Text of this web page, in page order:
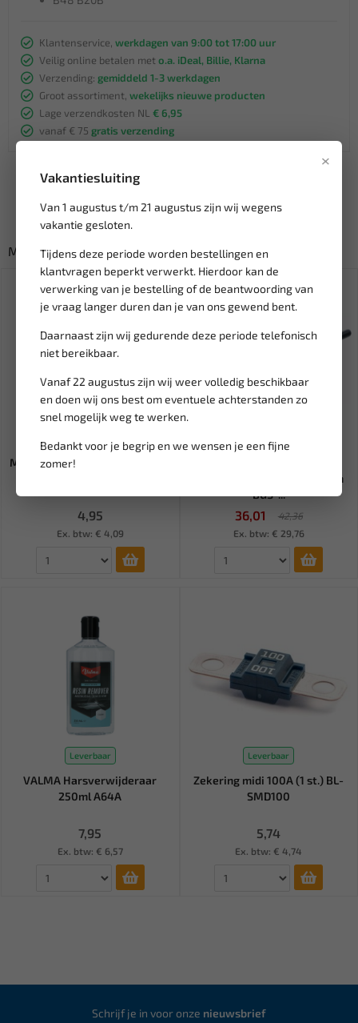
×
Vakantiesluiting
Van 1 augustus t/m 21 augustus zijn wij wegens
vakantie gesloten.
Tijdens deze periode worden bestellingen en
klantvragen beperkt verwerkt. Hierdoor kan de
verwerking van je bestelling of de beantwoording van
je vraag langer duren dan je van ons gewend bent.
Daarnaast zijn wij gedurende deze periode telefonisch
niet bereikbaar.
Vanaf 22 augustus zijn wij weer volledig beschikbaar
en doen wij ons best om eventuele achterstanden zo
snel mogelijk weg te werken.
Bedankt voor je begrip en we wensen je een fijne
zomer!
Klantenservice, werkdagen van 9:00 tot 17:00 uur
Veilig online betalen met o.a. iDeal, Billie, Klarna
Verzending: gemiddeld 1-3 werkdagen
Groot assortiment, wekelijks nieuwe producten
Lage verzendkosten NL € 6,95
vanaf € 75 gratis verzending
Misschien ook interessant:
MTA Steekzekering NORM 30A
4,95
Ex. btw: € 4,09
SALE!
beweegbare schotel 330 mm
BGS-...
36,01
42,36
Ex. btw: € 29,76
Leverbaar
VALMA Harsverwijderaar
250ml A64A
7,95
Ex. btw: € 6,57
Leverbaar
Zekering midi 100A (1 st.) BL-
SMD100
5,74
Ex. btw: € 4,74
Schrijf je in voor onze nieuwsbrief